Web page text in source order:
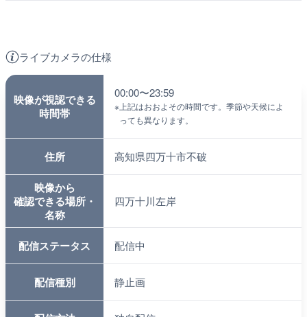
ライブカメラの仕様
映像が視認できる
時間帯
00:00〜23:59
※ 上記はおおよその時間です。季節や天候によ
っても異なります。
住所 高知県四万十市不破
映像から
確認できる場所・
名称
四万十川左岸
配信ステータス 配信中
配信種別 静止画